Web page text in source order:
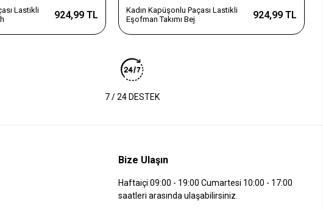
Lastikli
924,99 TL
Kadın Kapüşonlu Paçası Lastikli
Eşofman Takımı Bej
924,99 TL
7 / 24 DESTEK
Bize Ulaşın
Haftaiçi 09:00 - 19:00 Cumartesi 10:00 - 17:00
saatleri arasında ulaşabilirsiniz.